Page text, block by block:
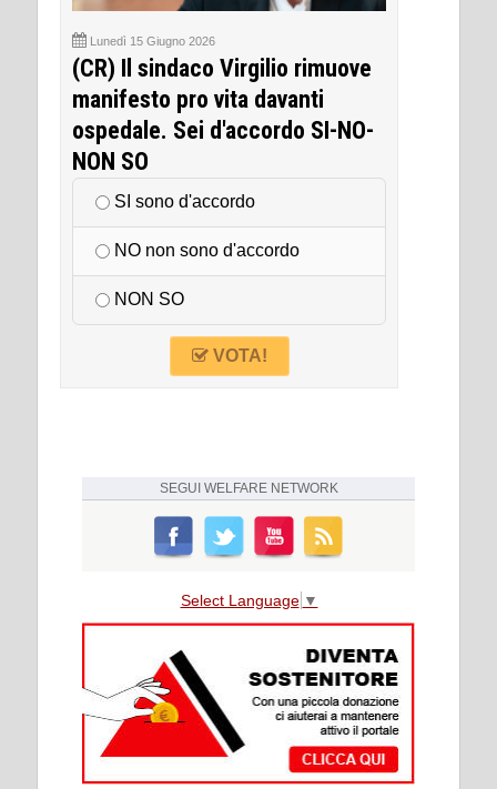
Lunedì 15 Giugno 2026
(CR) Il sindaco Virgilio rimuove
manifesto pro vita davanti
ospedale. Sei d'accordo SI-NO-
NON SO
SI sono d'accordo
NO non sono d'accordo
NON SO
VOTA!
SEGUI WELFARE NETWORK
Select Language ▼